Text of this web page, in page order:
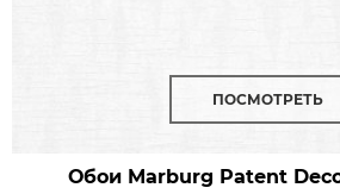
ПОСМОТРЕТЬ
Обои Marburg Patent